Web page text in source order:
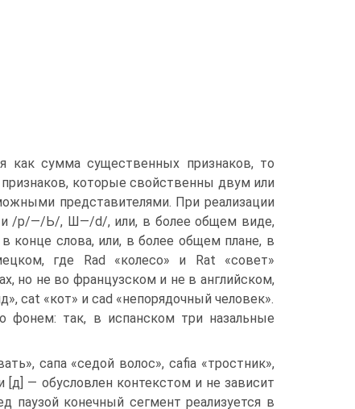
как сумма существенных признаков, то
которые свойственны двум или
представителями. При реа­лизации
/р/—/Ь/, Ш—/d/, или, в более общем виде,
конце слова, или, в более общем плане, в
где Rad «колесо» и Rat «совет»
но не во французском и не в английском,
cat «кот» и cad «непорядочный человек».
фонем: так, в испанском три назальные
сапа «седой волос», cafia «тростник»,
[д] — обусловлен контекстом и не зависит
паузой конечный сегмент реализуется в